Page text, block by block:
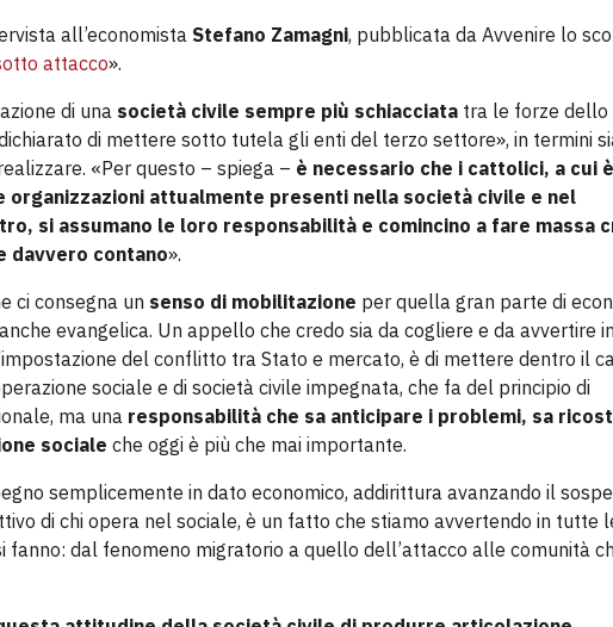
all’economista Stefano Zamagni, pubblicata da Avvenire lo
attacco».
di una società civile sempre più schiacciata tra le forze dello
di mettere sotto tutela gli enti del terzo settore», in termini
«Per questo – spiega – è necessario che i cattolici, a cui è
attualmente presenti nella società civile e nel
si assumano le loro responsabilità e comincino a fare massa
davvero contano».
ci consegna un senso di mobilitazione per quella gran parte di
evangelica. Un appello che credo sia da cogliere e da avvertire
del conflitto tra Stato e mercato, è di mettere dentro il
sociale e di società civile impegnata, che fa del principio di
ma una responsabilità che sa anticipare i problemi, sa
sociale che oggi è più che mai importante.
semplicemente in dato economico, addirittura avanzando il
di chi opera nel sociale, è un fatto che stiamo avvertendo in tutte
fanno: dal fenomeno migratorio a quello dell’attacco alle comunità